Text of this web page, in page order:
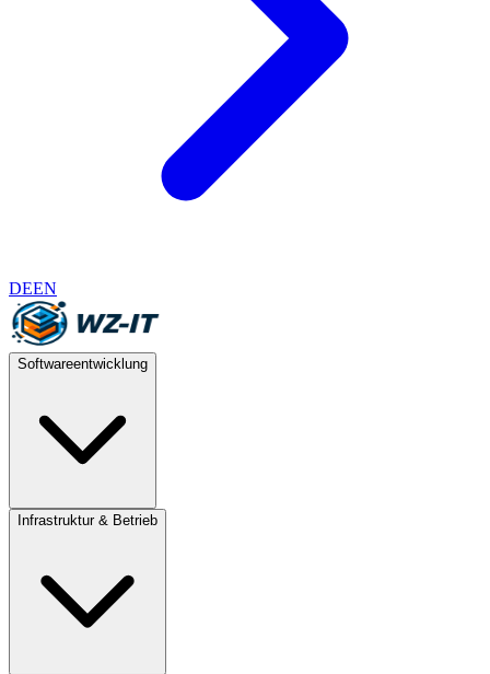
DEEN
Softwareentwicklung
Infrastruktur & Betrieb